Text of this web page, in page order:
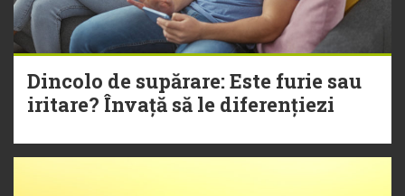
Dincolo de supărare: Este furie sau
iritare? Învață să le diferențiezi